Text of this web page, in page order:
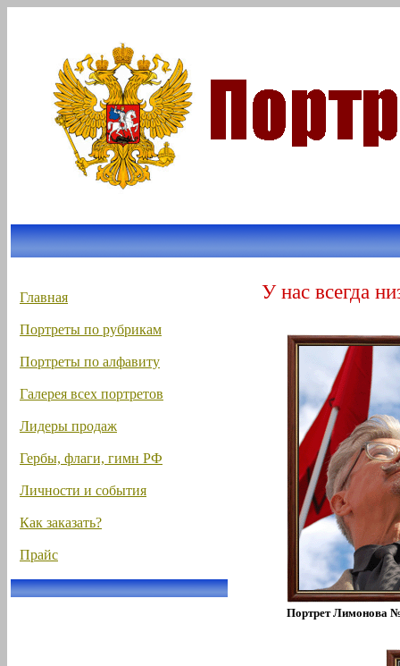
Главная
Портреты по рубрикам
Портреты по алфавиту
Галерея всех портретов
Лидеры продаж
Гербы, флаги, гимн РФ
Личности и события
Как заказать?
Прайс
У нас всегда
Портрет Лимонова